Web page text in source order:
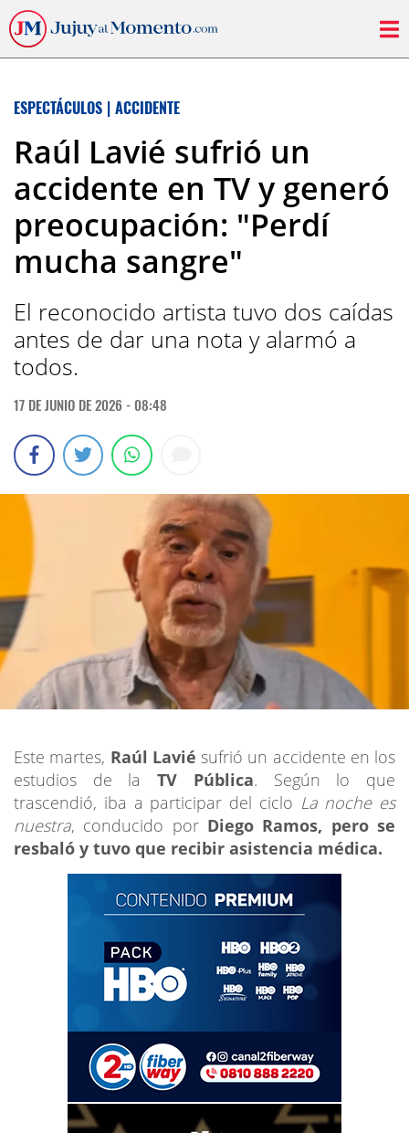
ESPECTÁCULOS | ACCIDENTE
Raúl Lavié sufrió un
accidente en TV y generó
preocupación: "Perdí
mucha sangre"
El reconocido artista tuvo dos caídas
antes de dar una nota y alarmó a
todos.
17 DE JUNIO DE 2026 - 08:48
Este martes, Raúl Lavié sufrió un accidente en los
estudios de laTV Pública. Según lo que
trascendió, iba a participar del ciclo La noche es
nuestra, conducido por Diego Ramos, pero se
resbaló y tuvo que recibir asistencia médica.